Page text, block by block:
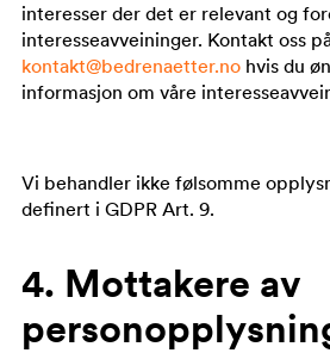
interesser der det er relevant og
interesseavveininger. Kontakt oss
kontakt@bedrenaetter.no hvis du
informasjon om våre
Vi behandler ikke følsomme
definert i GDPR Art. 9.
4. Mottakere av